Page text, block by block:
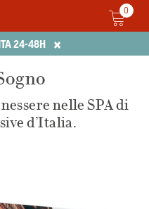
24-48H ×
0
nelle SPA di
d’Italia.